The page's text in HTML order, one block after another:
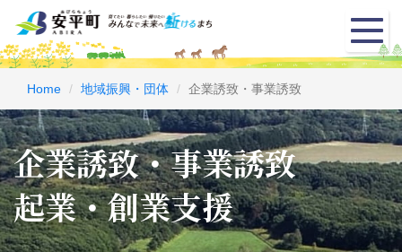
メ
ニ
ー
Home 地域振興・団体 企業誘致・事業誘致
企業誘致・事業誘致
起業・創業支援